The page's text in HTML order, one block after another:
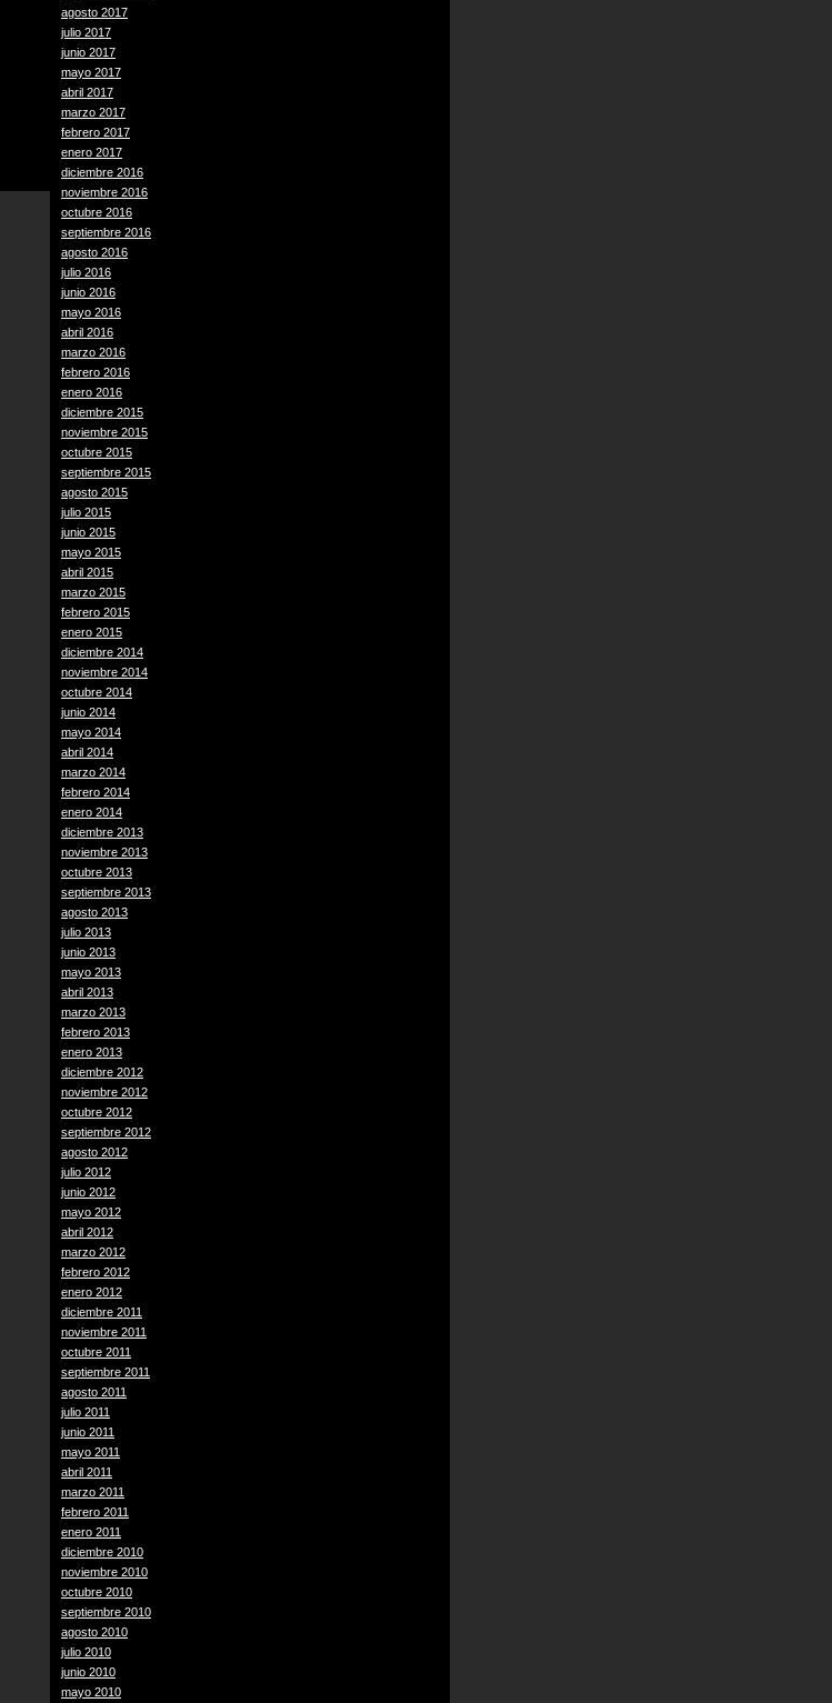
agosto 2017
julio 2017
junio 2017
mayo 2017
abril 2017
marzo 2017
febrero 2017
enero 2017
diciembre 2016
noviembre 2016
octubre 2016
septiembre 2016
agosto 2016
julio 2016
junio 2016
mayo 2016
abril 2016
marzo 2016
febrero 2016
enero 2016
diciembre 2015
noviembre 2015
octubre 2015
septiembre 2015
agosto 2015
julio 2015
junio 2015
mayo 2015
abril 2015
marzo 2015
febrero 2015
enero 2015
diciembre 2014
noviembre 2014
octubre 2014
junio 2014
mayo 2014
abril 2014
marzo 2014
febrero 2014
enero 2014
diciembre 2013
noviembre 2013
octubre 2013
septiembre 2013
agosto 2013
julio 2013
junio 2013
mayo 2013
abril 2013
marzo 2013
febrero 2013
enero 2013
diciembre 2012
noviembre 2012
octubre 2012
septiembre 2012
agosto 2012
julio 2012
junio 2012
mayo 2012
abril 2012
marzo 2012
febrero 2012
enero 2012
diciembre 2011
noviembre 2011
octubre 2011
septiembre 2011
agosto 2011
julio 2011
junio 2011
mayo 2011
abril 2011
marzo 2011
febrero 2011
enero 2011
diciembre 2010
noviembre 2010
octubre 2010
septiembre 2010
agosto 2010
julio 2010
junio 2010
mayo 2010